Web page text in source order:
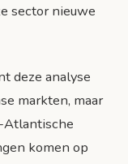
sector nieuwe
deze analyse
markten, maar
Atlantische
komen op